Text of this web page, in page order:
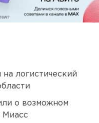
на логистический
о возможном
Миасс